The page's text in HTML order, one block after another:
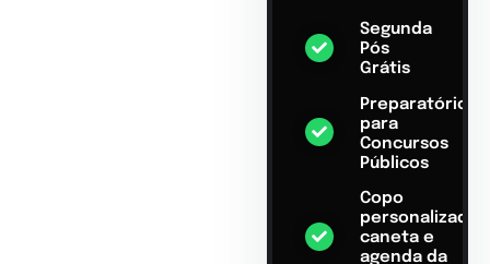
Segunda
Pós
Grátis
Preparatório
para
Concursos
Públicos
Copo
personalizado,
caneta e
agenda da